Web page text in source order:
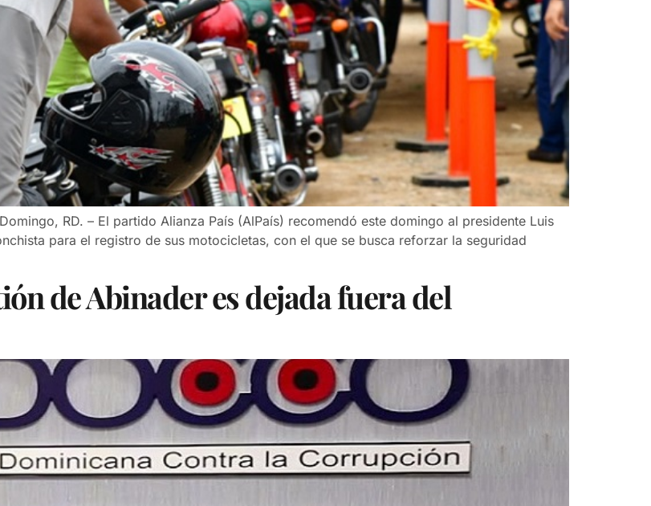
RD. – El partido Alianza País (AlPaís) recomendó este domingo al presidente Luis
para el registro de sus motocicletas, con el que se busca reforzar la seguridad
de Abinader es dejada fuera del